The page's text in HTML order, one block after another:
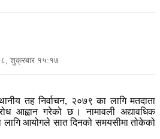
शुक्रबार १५:१७
तह निर्वाचन, २०७९ का लागि मतदाता
आह्वान गरेको छ । नामावली अद्यावधिक
लागि आयोगले सात दिनको समयसीमा तोकेको